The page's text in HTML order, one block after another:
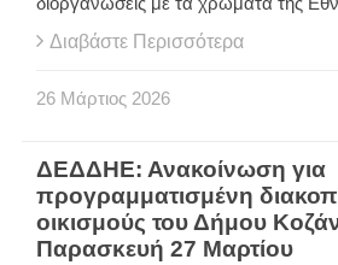
Διαβάστε Περισσότερα
26 Μάρτιος 2026
ΔΕΔΔΗΕ: Ανακοίνωση για
προγραμματισμένη
οικισμούς του Δήμου
Παρασκευή 27 Μαρτίου